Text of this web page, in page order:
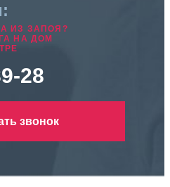
ИЗ ЗАПОЯ?
НА ДОМ
28
звонок